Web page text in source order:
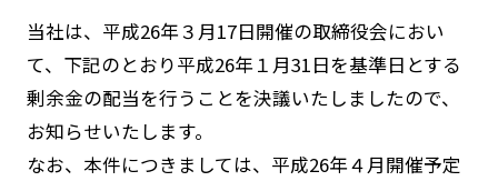
当社は、平成26年３月17日開催の取締役会におい
て、下記のとおり平成26年１月31日を基準日とする
剰余金の配当を行うことを決議いたしましたので、
お知らせいたします。
なお、本件につきましては、平成26年４月開催予定